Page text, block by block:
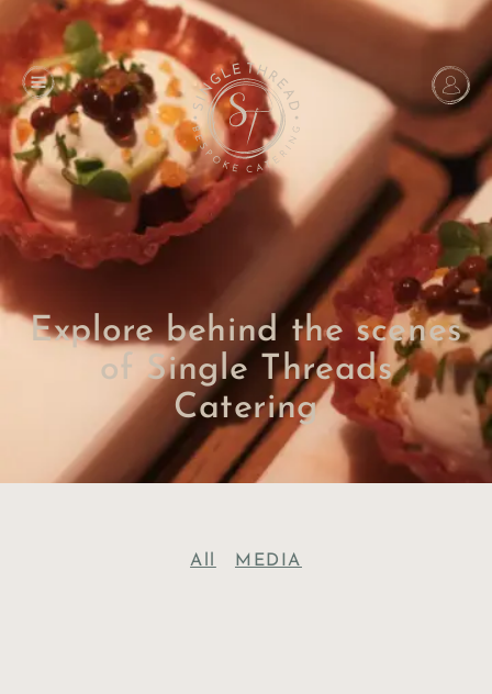
Explore behind the scenes
of Single Threads
Catering
All MEDIA